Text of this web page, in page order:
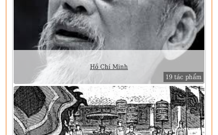
Hồ Chí Minh
19 tác phẩm